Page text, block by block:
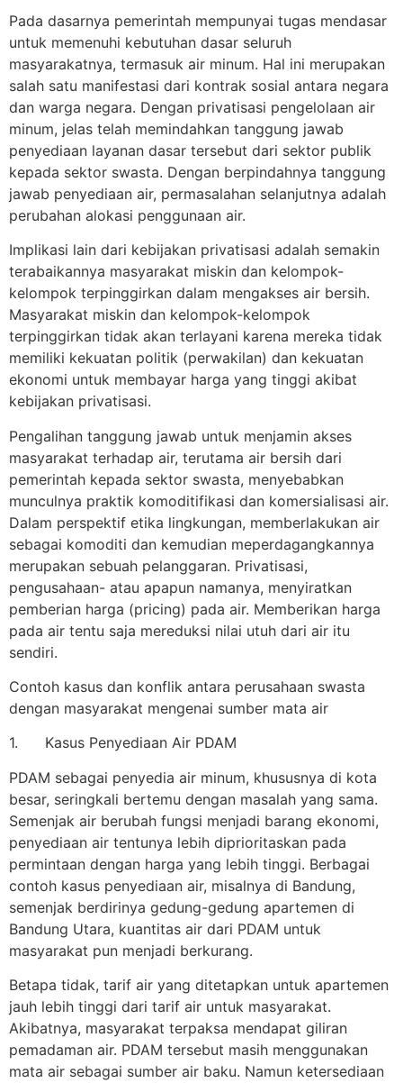
Pada dasarnya pemerintah mempunyai tugas mendasar
untuk memenuhi kebutuhan dasar seluruh
masyarakatnya, termasuk air minum. Hal ini merupakan
salah satu manifestasi dari kontrak sosial antara negara
dan warga negara. Dengan privatisasi pengelolaan air
minum, jelas telah memindahkan tanggung jawab
penyediaan layanan dasar tersebut dari sektor publik
kepada sektor swasta. Dengan berpindahnya tanggung
jawab penyediaan air, permasalahan selanjutnya adalah
perubahan alokasi penggunaan air.
Implikasi lain dari kebijakan privatisasi adalah semakin
terabaikannya masyarakat miskin dan kelompok-
kelompok terpinggirkan dalam mengakses air bersih.
Masyarakat miskin dan kelompok-kelompok
terpinggirkan tidak akan terlayani karena mereka tidak
memiliki kekuatan politik (perwakilan) dan kekuatan
ekonomi untuk membayar harga yang tinggi akibat
kebijakan privatisasi.
Pengalihan tanggung jawab untuk menjamin akses
masyarakat terhadap air, terutama air bersih dari
pemerintah kepada sektor swasta, menyebabkan
munculnya praktik komoditifikasi dan komersialisasi air.
Dalam perspektif etika lingkungan, memberlakukan air
sebagai komoditi dan kemudian meperdagangkannya
merupakan sebuah pelanggaran. Privatisasi,
pengusahaan- atau apapun namanya, menyiratkan
pemberian harga (pricing) pada air. Memberikan harga
pada air tentu saja mereduksi nilai utuh dari air itu
sendiri.
Contoh kasus dan konflik antara perusahaan swasta
dengan masyarakat mengenai sumber mata air
1. Kasus Penyediaan Air PDAM
PDAM sebagai penyedia air minum, khususnya di kota
besar, seringkali bertemu dengan masalah yang sama.
Semenjak air berubah fungsi menjadi barang ekonomi,
penyediaan air tentunya lebih diprioritaskan pada
permintaan dengan harga yang lebih tinggi. Berbagai
contoh kasus penyediaan air, misalnya di Bandung,
semenjak berdirinya gedung-gedung apartemen di
Bandung Utara, kuantitas air dari PDAM untuk
masyarakat pun menjadi berkurang.
Betapa tidak, tarif air yang ditetapkan untuk apartemen
jauh lebih tinggi dari tarif air untuk masyarakat.
Akibatnya, masyarakat terpaksa mendapat giliran
pemadaman air. PDAM tersebut masih menggunakan
mata air sebagai sumber air baku. Namun ketersediaan